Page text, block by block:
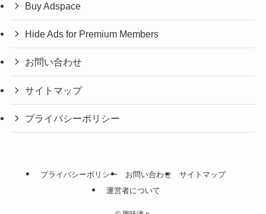
Buy Adspace
Hide Ads for Premium Members
お問い合わせ
サイトマップ
プライバシーポリシー
プライバシーポリシー お問い合わせ
サイトマップ
運営者について